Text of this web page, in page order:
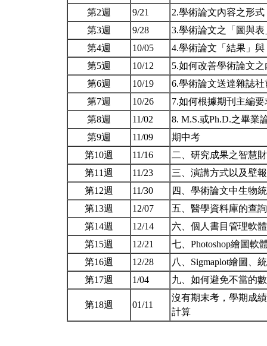
第2週
9/21
2.學術論文內容之形式
第3週
9/28
3.學術論文之「圖與
第4週
10/05
4.學術論文「結果」
第5週
10/12
5.如何改善學術論文
第6週
10/19
6.學術論文送達雜誌
第7週
10/26
7.如何根據期刊主編
第8週
11/02
8. M.S.或Ph.D.之畢業
第9週
11/09
期中考
第10週
11/16
二、研究成果之智慧
第11週
11/23
三、演講方式以及壁
第12週
11/30
四、學術論文中生物
第13週
12/07
五、醫學資料庫的查
第14週
12/14
六、個人書目管理軟
第15週
12/21
七、Photoshop繪圖軟
第16週
12/28
八、Sigmaplot繪圖、
第17週
1/04 九、如何避免不當的
第18週 01/11
沒有期末考，學期成
計算